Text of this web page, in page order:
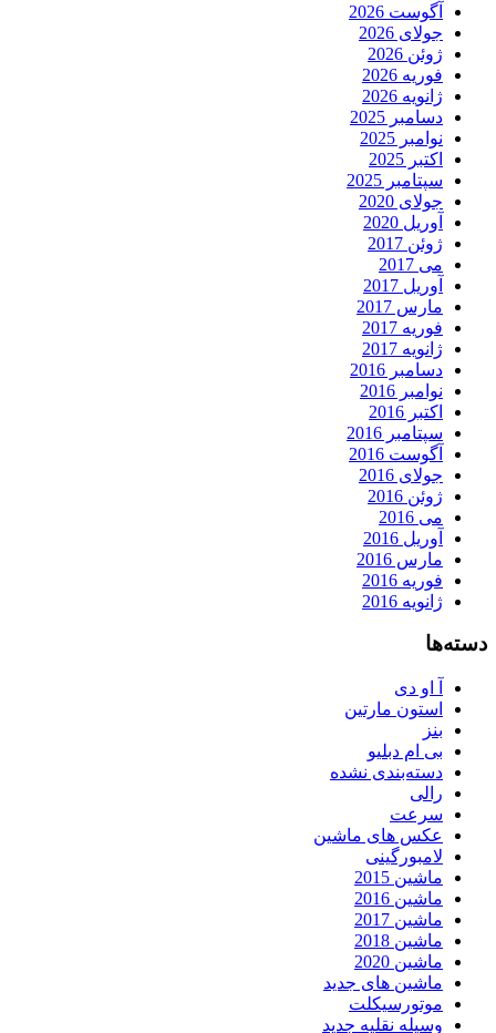
آگوست 2026
جولای 2026
ژوئن 2026
فوریه 2026
ژانویه 2026
دسامبر 2025
نوامبر 2025
اکتبر 2025
سپتامبر 2025
جولای 2020
آوریل 2020
ژوئن 2017
می 2017
آوریل 2017
مارس 2017
فوریه 2017
ژانویه 2017
دسامبر 2016
نوامبر 2016
اکتبر 2016
سپتامبر 2016
آگوست 2016
جولای 2016
ژوئن 2016
می 2016
آوریل 2016
مارس 2016
فوریه 2016
ژانویه 2016
دسته‌ها
آ او دی
استون مارتین
بنز
بی ام دبلیو
دسته‌بندی نشده
رالی
سرعت
عکس های ماشین
لامبورگینی
ماشین 2015
ماشین 2016
ماشین 2017
ماشین 2018
ماشین 2020
ماشین های جدید
موتورسیکلت
وسیله نقلیه جدید